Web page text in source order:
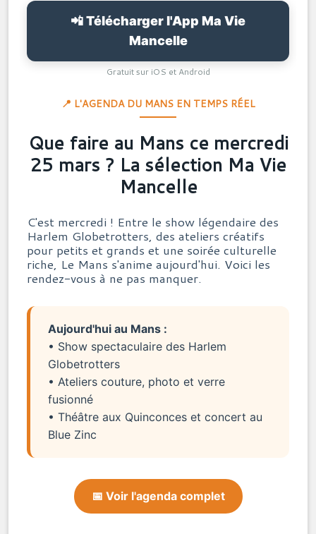
📲 Télécharger l'App Ma Vie
Mancelle
Gratuit sur iOS et Android
📍 L'AGENDA DU MANS EN TEMPS RÉEL
Que faire au Mans ce mercredi
25 mars ? La sélection Ma Vie
Mancelle
C'est mercredi ! Entre le show légendaire des
Harlem Globetrotters, des ateliers créatifs
pour petits et grands et une soirée culturelle
riche, Le Mans s'anime aujourd'hui. Voici les
rendez-vous à ne pas manquer.
Aujourd'hui au Mans :
• Show spectaculaire des Harlem
Globetrotters
• Ateliers couture, photo et verre
fusionné
• Théâtre aux Quinconces et concert au
Blue Zinc
📅 Voir l'agenda complet